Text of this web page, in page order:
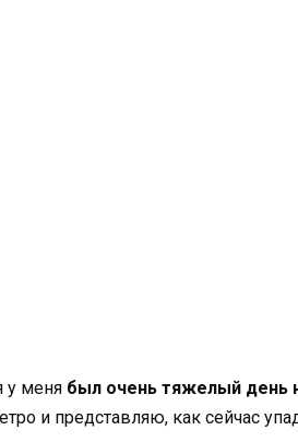
у меня был очень тяжелый день
и представляю, как сейчас